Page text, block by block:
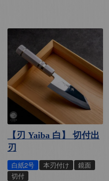
【刃 Yaiba 白】 切付出
刃
白紙2号 本刃付け
鏡面
切付